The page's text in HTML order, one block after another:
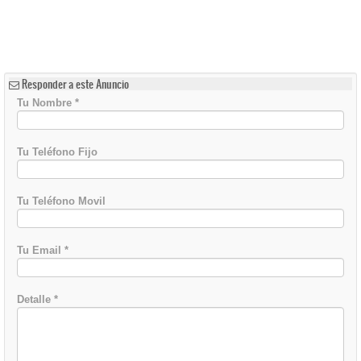
Responder a este Anuncio
Tu Nombre *
Tu Teléfono Fijo
Tu Teléfono Movil
Tu Email *
Detalle *